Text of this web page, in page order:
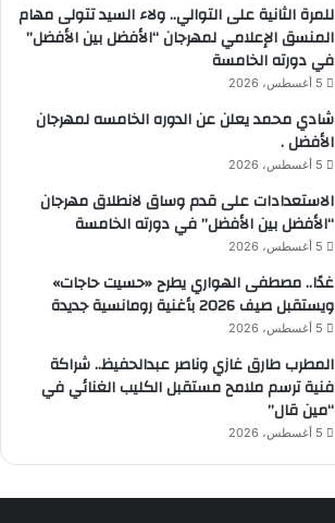
للمرة الثانية على التوالي.. ولاء السيد تتولى مهام
المنسق الإعلامي لمهرجان “الأفضل بين الأفضل”
في دورته الخامسة
5 أغسطس، 2026
شادي محمد يعلن عن الدوره الخامسه لمهرجان
الأفضل .
5 أغسطس، 2026
الاستعدادات على قدم وساق لانطلاق مهرجان
“الأفضل بين الأفضل” في دورته الخامسة
5 أغسطس، 2026
غدًا.. مصطفى الهواري يطرح «حسيت حاجات»
ويستقبل صيف 2026 بأغنية رومانسية جديدة
5 أغسطس، 2026
المطرب طارق غازي وناصر عبدالحفيظ.. شراكة
فنية ترسم ملامح مستقبل الكليب الغنائي في
“مين قال”
5 أغسطس، 2026